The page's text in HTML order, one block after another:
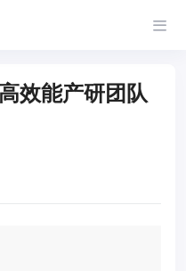
效能产研团队